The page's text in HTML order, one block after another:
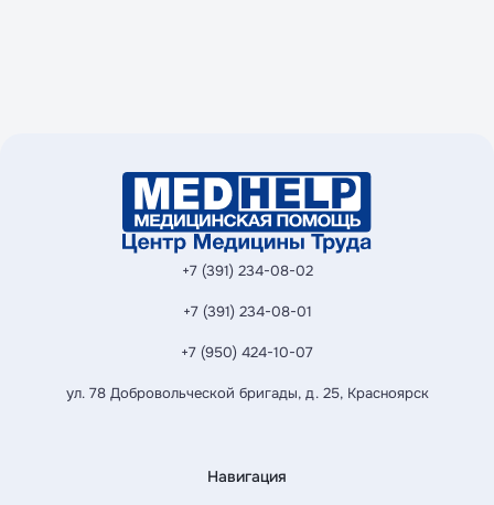
+7 (391) 234-08-02
+7 (391) 234-08-01
+7 (950) 424-10-07
ул. 78 Добровольческой бригады, д. 25, Красноярск
Навигация